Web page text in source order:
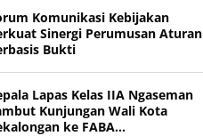
Komunikasi Kebijakan
Sinergi Perumusan Aturan
Bukti
Lapas Kelas IIA Ngaseman
Kunjungan Wali Kota
ke FABA